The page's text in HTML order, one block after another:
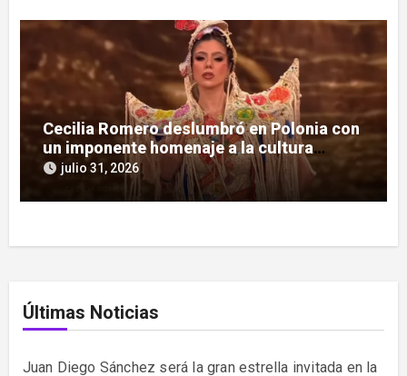
Cecilia Romero deslumbró en Polonia con
un imponente homenaje a la cultura
guaraní
julio 31, 2026
Últimas Noticias
Juan Diego Sánchez será la gran estrella invitada en la